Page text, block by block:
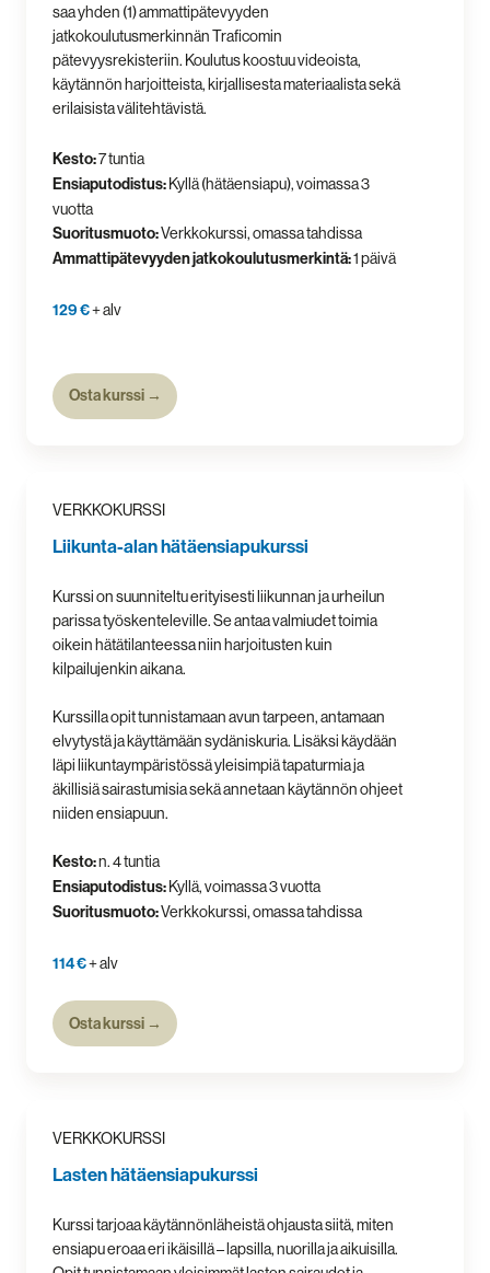
saa yhden (1) ammattipätevyyden
jatkokoulutusmerkinnän Traficomin
pätevyysrekisteriin. Koulutus koostuu videoista,
käytännön harjoitteista, kirjallisesta materiaalista sekä
erilaisista välitehtävistä.
Kesto:7 tuntia
Ensiaputodistus: Kyllä (hätäensiapu), voimassa 3
vuotta
Suoritusmuoto:Verkkokurssi, omassa tahdissa
Ammattipätevyyden jatkokoulutusmerkintä:1 päivä
129 €+ alv
Osta kurssi →
VERKKOKURSSI
Liikunta-alan hätäensiapukurssi
Kurssi on suunniteltu erityisesti liikunnan ja urheilun
parissa työskenteleville. Se antaa valmiudet toimia
oikein hätätilanteessa niin harjoitusten kuin
kilpailujenkin aikana.
Kurssilla opit tunnistamaan avun tarpeen, antamaan
elvytystä ja käyttämään sydäniskuria. Lisäksi käydään
läpi liikuntaympäristössä yleisimpiä tapaturmia ja
äkillisiä sairastumisia sekä annetaan käytännön ohjeet
niiden ensiapuun.
Kesto:n. 4 tuntia
Ensiaputodistus: Kyllä, voimassa 3 vuotta
Suoritusmuoto:Verkkokurssi, omassa tahdissa
114 €+ alv
Osta kurssi →
VERKKOKURSSI
Lasten hätäensiapukurssi
Kurssi tarjoaa käytännönläheistä ohjausta siitä, miten
ensiapu eroaa eri ikäisillä – lapsilla, nuorilla ja aikuisilla.